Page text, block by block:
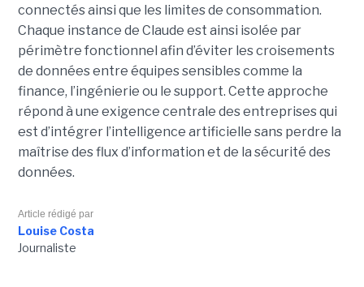
connectés ainsi que les limites de consommation.
Chaque instance de Claude est ainsi isolée par
périmètre fonctionnel afin d’éviter les croisements
de données entre équipes sensibles comme la
finance, l’ingénierie ou le support. Cette approche
répond à une exigence centrale des entreprises qui
est d’intégrer l’intelligence artificielle sans perdre la
maîtrise des flux d’information et de la sécurité des
données.
Article rédigé par
Louise Costa
Journaliste